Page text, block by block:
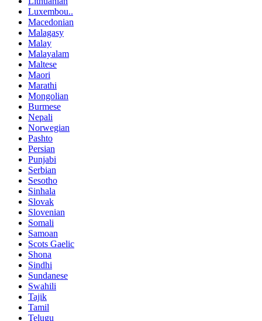
Luxembou..
Macedonian
Malagasy
Malay
Malayalam
Maltese
Maori
Marathi
Mongolian
Burmese
Nepali
Norwegian
Pashto
Persian
Punjabi
Serbian
Sesotho
Sinhala
Slovak
Slovenian
Somali
Samoan
Scots Gaelic
Shona
Sindhi
Sundanese
Swahili
Tajik
Tamil
Telugu